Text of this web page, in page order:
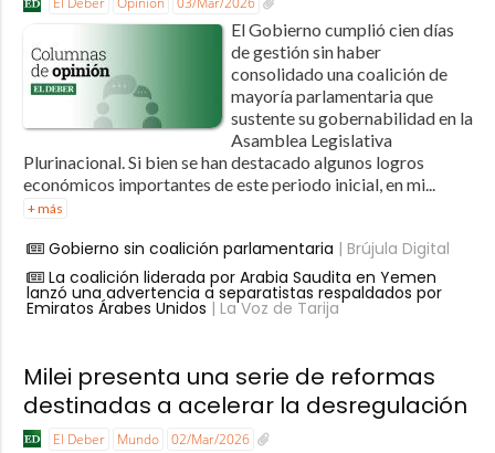
El Gobierno cumplió cien días
de gestión sin haber
consolidado una coalición de
mayoría parlamentaria que
sustente su gobernabilidad en la
Asamblea Legislativa
Plurinacional. Si bien se han destacado algunos logros
económicos importantes de este periodo inicial, en mi...
+ más
Gobierno sin coalición parlamentaria | Brújula Digital
La coalición liderada por Arabia Saudita en Yemen
lanzó una advertencia a separatistas respaldados por
Emiratos Árabes Unidos | La Voz de Tarija
Milei presenta una serie de reformas
destinadas a acelerar la desregulación
El Deber Mundo 02/Mar/2026